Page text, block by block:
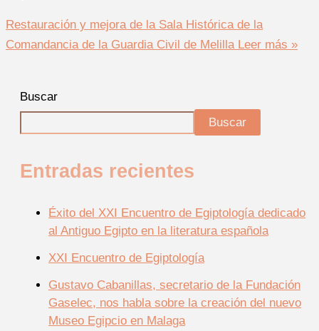
Buscar
Buscar
Entradas recientes
Éxito del XXI Encuentro de Egiptología dedicado
al Antiguo Egipto en la literatura española
XXI Encuentro de Egiptología
Gustavo Cabanillas, secretario de la Fundación
Gaselec, nos habla sobre la creación del nuevo
Museo Egipcio en Malaga
Restauración y mejora de la Sala Histórica de la
Comandancia de la Guardia Civil de MelillaLeer más »